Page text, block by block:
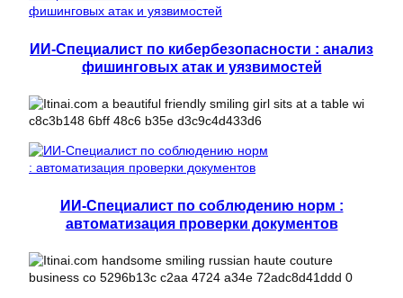
ИИ-Специалист по кибербезопасности : анализ
фишинговых атак и уязвимостей
ИИ-Специалист по соблюдению норм :
автоматизация проверки документов